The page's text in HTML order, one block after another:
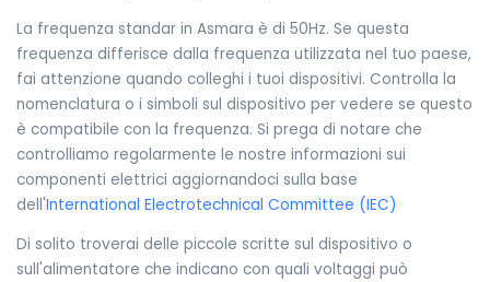
La frequenza standar in Asmara è di 50Hz. Se questa
frequenza differisce dalla frequenza utilizzata nel tuo paese,
fai attenzione quando colleghi i tuoi dispositivi. Controlla la
nomenclatura o i simboli sul dispositivo per vedere se questo
è compatibile con la frequenza. Si prega di notare che
controlliamo regolarmente le nostre informazioni sui
componenti elettrici aggiornandoci sulla base
dell'International Electrotechnical Committee (IEC)
Di solito troverai delle piccole scritte sul dispositivo o
sull'alimentatore che indicano con quali voltaggi può